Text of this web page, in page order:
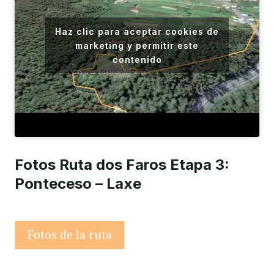
Haz clic para aceptar cookies de
marketing y permitir este
contenido
Fotos Ruta dos Faros Etapa 3:
Ponteceso – Laxe
Fotos de la ruta